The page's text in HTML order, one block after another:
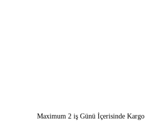
Maximum 2 iş Günü İçerisinde Kargo